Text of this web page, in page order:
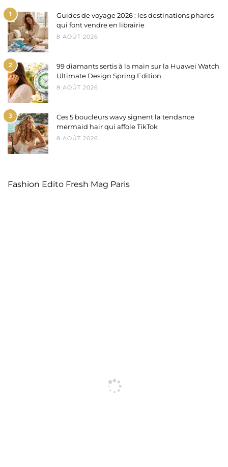
1
Guides de voyage 2026 : les destinations phares
qui font vendre en librairie
8 AOÛT 2026
2
99 diamants sertis à la main sur la Huawei Watch
Ultimate Design Spring Edition
8 AOÛT 2026
3
Ces 5 boucleurs wavy signent la tendance
mermaid hair qui affole TikTok
8 AOÛT 2026
Fashion Edito Fresh Mag Paris